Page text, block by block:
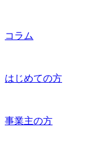
コラム
はじめての方
事業主の方